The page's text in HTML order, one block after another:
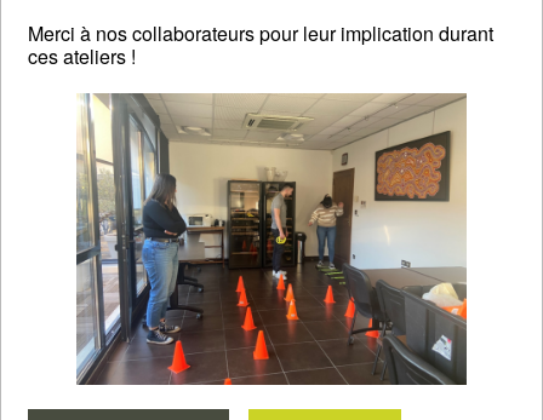
Merci à nos collaborateurs pour leur implication durant
ces ateliers !